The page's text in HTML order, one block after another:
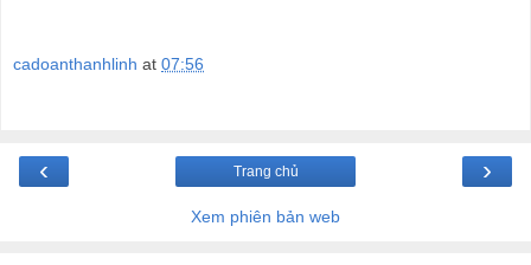
cadoanthanhlinh at 07:56
‹ ›
Trang chủ
Xem phiên bản web